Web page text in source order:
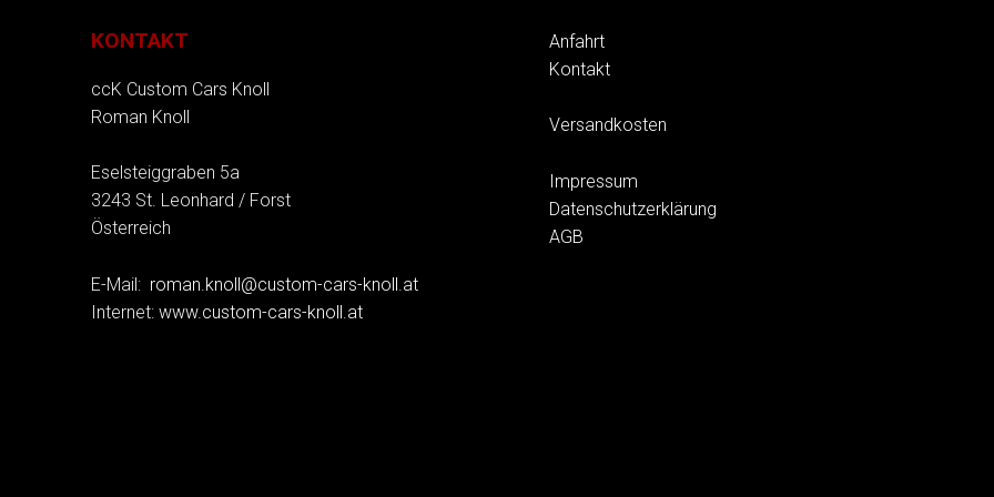
KONTAKT
ccK Custom Cars Knoll
Roman Knoll
Eselsteiggraben 5a
3243 St. Leonhard / Forst
Österreich
E-Mail: roman.knoll@custom-cars-knoll.at
Internet: www.custom-cars-knoll.at
Anfahrt
Kontakt
Versandkosten
Impressum
Datenschutzerklärung
AGB